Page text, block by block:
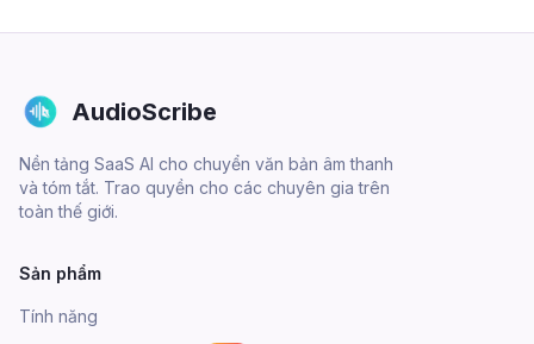
AudioScribe
Nền tảng SaaS AI cho chuyển văn bản âm thanh
và tóm tắt. Trao quyền cho các chuyên gia trên
toàn thế giới.
Sản phẩm
Tính năng